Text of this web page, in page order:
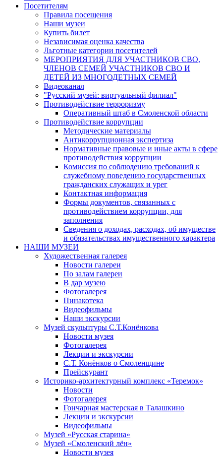
Посетителям
Правила посещения
Наши музеи
Купить билет
Независимая оценка качества
Льготные категории посетителей
МЕРОПРИЯТИЯ ДЛЯ УЧАСТНИКОВ СВО,
ЧЛЕНОВ СЕМЕЙ УЧАСТНИКОВ СВО И
ДЕТЕЙ ИЗ МНОГОДЕТНЫХ СЕМЕЙ
Видеоканал
"Русский музей: виртуальный филиал"
Противодействие терроризму
Оперативный штаб в Смоленской области
Противодействие коррупции
Методические материалы
Антикоррупционная экспертиза
Нормативные правовые и иные акты в сфере
противодействия коррупции
Комиссия по соблюдению требований к
служебному поведению государственных
гражданских служащих и урег
Контактная информация
Формы документов, связанных с
противодействием коррупции, для
заполнения
Сведения о доходах, расходах, об имуществе
и обязательствах имущественного характера
НАШИ МУЗЕИ
Художественная галерея
Новости галереи
По залам галереи
В дар музею
Фотогалерея
Пинакотека
Видеофильмы
Наши экскурсии
Музей скульптуры С.Т.Конёнкова
Новости музея
Фотогалерея
Лекции и экскурсии
С.Т. Конёнков о Смоленщине
Прейскурант
Историко-архитектурный комплекс «Теремок»
Новости
Фотогалерея
Гончарная мастерская в Талашкино
Лекции и экскурсии
Видеофильмы
Музей «Русская старина»
Музей «Смоленский лён»
Новости музея